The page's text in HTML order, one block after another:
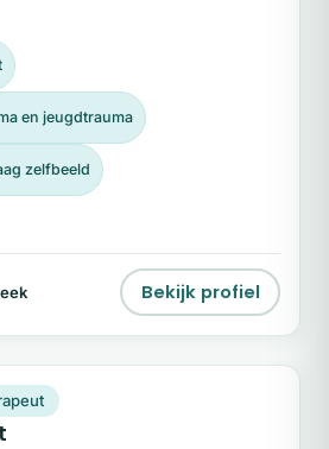
persoonlijk, verdiepend en
van de cliënt. Ben je klaar
jezelf te herstellen?
en jeugdtrauma
zelfbeeld
Bekijk profiel
PB